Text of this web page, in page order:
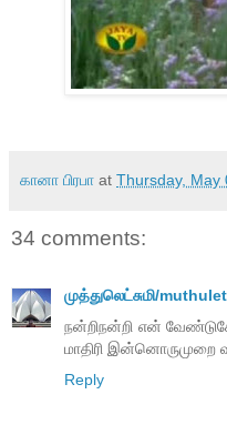
கானா பிரபா at Thursday, May
34 comments:
முத்துலெட்சுமி/
நன்றிநன்றி என்
மாதிரி இன்னொருமுறை
Reply